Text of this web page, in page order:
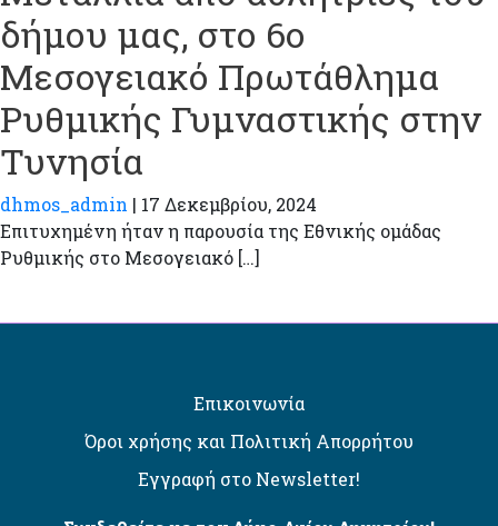
δήμου μας, στο 6ο
Μεσογειακό Πρωτάθλημα
Ρυθμικής Γυμναστικής στην
Τυνησία
dhmos_admin | 17 Δεκεμβρίου, 2024
Επιτυχημένη ήταν η παρουσία της Εθνικής ομάδας
Ρυθμικής στο Μεσογειακό […]
Επικοινωνία
Όροι χρήσης και Πολιτική Απορρήτου
Εγγραφή στο Newsletter!